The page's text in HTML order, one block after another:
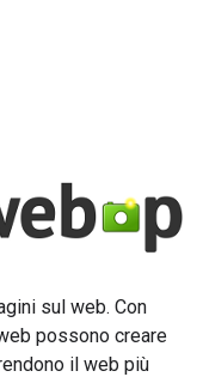
sul web. Con
possono creare
il web più